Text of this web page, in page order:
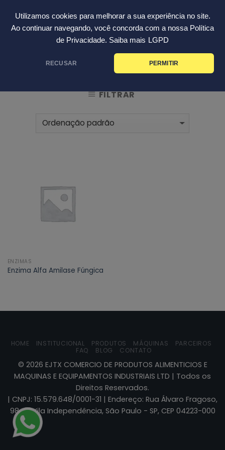
Utilizamos cookies para melhorar a sua experiência no site.
Ao continuar navegando, você concorda com a nossa Política
de Privacidade. Saiba mais LGPD
RECUSAR PERMITIR
content
/ PRODUTOS MARCADOS COM A TAG
“ENZIMA”
FILTRAR
ENZIMAS
Enzima Alfa Amilase Fúngica
HOME INSTITUCIONAL PRODUTOS MÁQUINAS
PARCEIROS
FAQ
BLOG CONTATO
© 2026 EJTX COMERCIO DE PRODUTOS ALIMENTICIOS E
MAQUINAS E EQUIPAMENTOS INDUSTRIAIS LTD | Todos os
Direitos Reservados.
| CNPJ: 15.579.648/0001-31 | Endereço: Rua Álvaro Fragoso,
984 - Vila Independência, São Paulo - SP, CEP 04223-000